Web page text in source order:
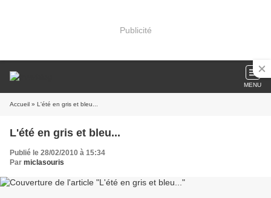
Publicité
MENU
Accueil » L'été en gris et bleu...
L'été en gris et bleu...
Publié le 28/02/2010 à 15:34
Par miclasouris